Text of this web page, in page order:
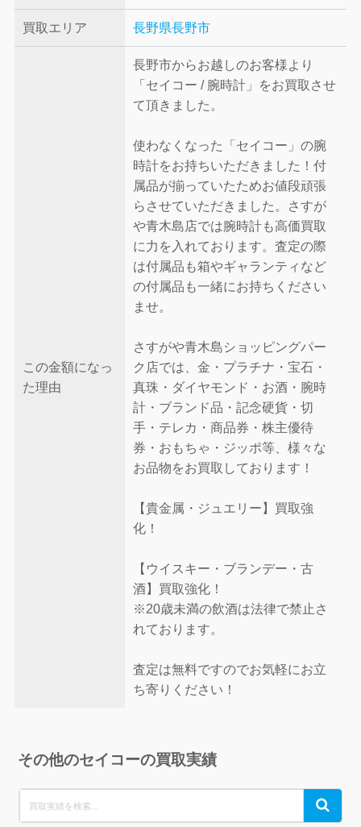
買取エリア 長野県長野市
この金額になっ
た理由
長野市からお越しのお客様より
「セイコー / 腕時計」をお買取させ
て頂きました。
使わなくなった「セイコー」の腕
時計をお持ちいただきました！付
属品が揃っていたためお値段頑張
らさせていただきました。さすが
や青木島店では腕時計も高価買取
に力を入れております。査定の際
は付属品も箱やギャランティなど
の付属品も一緒にお持ちください
ませ。
さすがや青木島ショッピングパー
ク店では、金・プラチナ・宝石・
真珠・ダイヤモンド・お酒・腕時
計・ブランド品・記念硬貨・切
手・テレカ・商品券・株主優待
券・おもちゃ・ジッポ等、様々な
お品物をお買取しております！
【貴金属・ジュエリー】買取強
化！
【ウイスキー・ブランデー・古
酒】買取強化！
※20歳未満の飲酒は法律で禁止さ
れております。
査定は無料ですのでお気軽にお立
ち寄りください！
その他のセイコーの買取実績
for:
Search